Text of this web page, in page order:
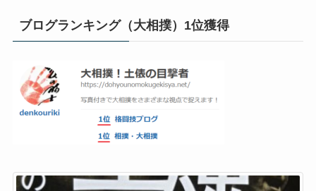
ブログランキング（大相撲）1位獲得